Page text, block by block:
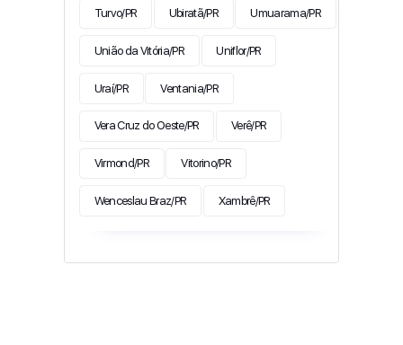
Turvo/PR Ubiratã/PR Umuarama/PR
União da Vitória/PR Uniflor/PR
Uraí/PR Ventania/PR
Vera Cruz do Oeste/PR Verê/PR
Virmond/PR Vitorino/PR
Wenceslau Braz/PR Xambrê/PR